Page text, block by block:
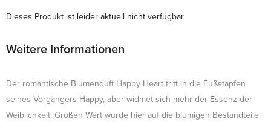
Dieses Produkt ist leider aktuell nicht verfügbar
Weitere Informationen
Der romantische Blumenduft Happy Heart tritt in die Fußstapfen
seines Vorgängers Happy, aber widmet sich mehr der Essenz der
Weiblichkeit. Großen Wert wurde hier auf die blumigen Bestandteile